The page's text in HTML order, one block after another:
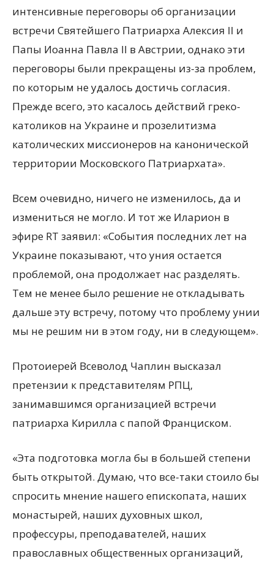
интенсивные переговоры об организации
встречи Святейшего Патриарха Алексия II и
Папы Иоанна Павла II в Австрии, однако эти
переговоры были прекращены из-за проблем,
по которым не удалось достичь согласия.
Прежде всего, это касалось действий греко-
католиков на Украине и прозелитизма
католических миссионеров на канонической
территории Московского Патриархата».
Всем очевидно, ничего не изменилось, да и
измениться не могло. И тот же Иларион в
эфире RT заявил: «События последних лет на
Украине показывают, что уния остается
проблемой, она продолжает нас разделять.
Тем не менее было решение не откладывать
дальше эту встречу, потому что проблему унии
мы не решим ни в этом году, ни в следующем».
Протоиерей Всеволод Чаплин высказал
претензии к представителям РПЦ,
занимавшимся организацией встречи
патриарха Кирилла с папой Франциском.
«Эта подготовка могла бы в большей степени
быть открытой. Думаю, что все-таки стоило бы
спросить мнение нашего епископата, наших
монастырей, наших духовных школ,
профессуры, преподавателей, наших
православных общественных организаций,